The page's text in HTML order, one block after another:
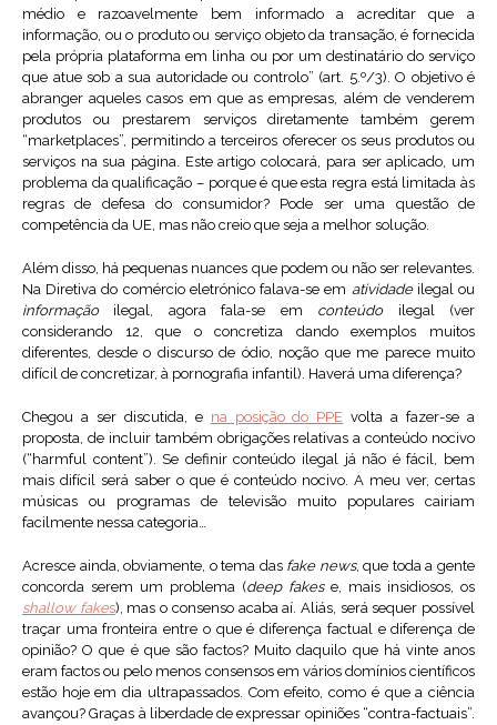
médio e razoavelmente bem informado a acreditar que a
informação, ou o produto ou serviço objeto da transação, é fornecida
pela própria plataforma em linha ou por um destinatário do serviço
que atue sob a sua autoridade ou controlo” (art. 5.º/3). O objetivo é
abranger aqueles casos em que as empresas, além de venderem
produtos ou prestarem serviços diretamente também gerem
“marketplaces”, permitindo a terceiros oferecer os seus produtos ou
serviços na sua página. Este artigo colocará, para ser aplicado, um
problema da qualificação – porque é que esta regra está limitada às
regras de defesa do consumidor? Pode ser uma questão de
competência da UE, mas não creio que seja a melhor solução.
Além disso, há pequenas nuances que podem ou não ser relevantes.
Na Diretiva do comércio eletrónico falava-se em atividadeilegal ou
informaçãoilegal, agora fala-se em conteúdoilegal (ver
considerando 12, que o concretiza dando exemplos muitos
diferentes, desde o discurso de ódio, noção que me parece muito
difícil de concretizar, à pornografia infantil). Haverá uma diferença?
Chegou a ser discutida, e na posição do PPE volta a fazer-se a
proposta, de incluir também obrigações relativas a conteúdo nocivo
(“harmful content”). Se definir conteúdo ilegal já não é fácil, bem
mais difícil será saber o que é conteúdo nocivo. A meu ver, certas
músicas ou programas de televisão muito populares cairiam
facilmente nessa categoria…
Acresce ainda, obviamente, o tema das fake news, que toda a gente
concorda serem um problema (deep fakese, mais insidiosos, os
shallow fakes), mas o consenso acaba aí. Aliás, será sequer possível
traçar uma fronteira entre o que é diferença factual e diferença de
opinião? O que é que são factos? Muito daquilo que há vinte anos
eram factos ou pelo menos consensos em vários domínios científicos
estão hoje em dia ultrapassados. Com efeito, como é que a ciência
avançou? Graças à liberdade de expressar opiniões “contra-factuais”.